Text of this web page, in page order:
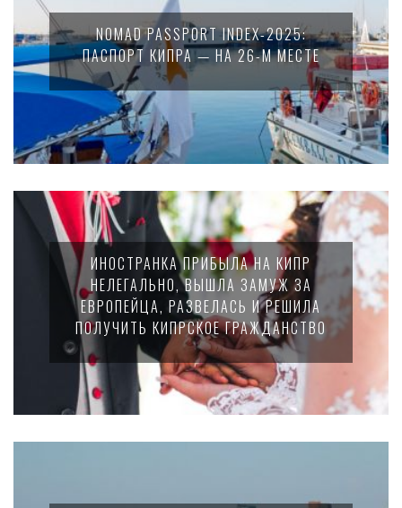
NOMAD PASSPORT INDEX-2025:
ПАСПОРТ КИПРА — НА 26-М МЕСТЕ
ИНОСТРАНКА ПРИБЫЛА НА КИПР
НЕЛЕГАЛЬНО, ВЫШЛА ЗАМУЖ ЗА
ЕВРОПЕЙЦА, РАЗВЕЛАСЬ И РЕШИЛА
ПОЛУЧИТЬ КИПРСКОЕ ГРАЖДАНСТВО